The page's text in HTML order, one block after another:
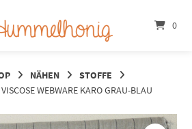
0
NÄHEN
STOFFE
VISCOSE WEBWARE KARO GRAU-BLAU